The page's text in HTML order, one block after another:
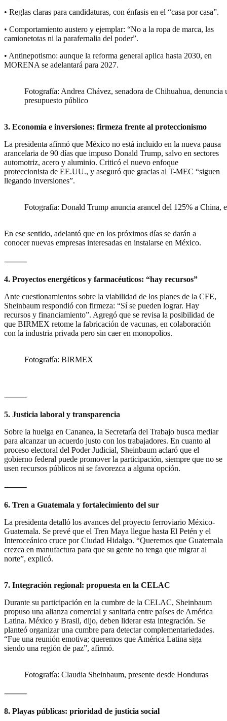
• Reglas claras para candidaturas, con énfasis en el “casa por casa”.
• Comportamiento austero y ejemplar: “No a la ropa de marca, las
camionetotas ni la parafernalia del poder”.
• Antinepotismo: aunque la reforma general aplica hasta 2030, en
MORENA se adelantará para 2027.
Fotografía: Andrea Chávez, senadora de Chihuahua, denuncia
presupuesto público
3. Economía e inversiones: firmeza frente al proteccionismo
La presidenta afirmó que México no está incluido en la nueva pausa
arancelaria de 90 días que impuso Donald Trump, salvo en sectores
automotriz, acero y aluminio. Criticó el nuevo enfoque
proteccionista de EE.UU., y aseguró que gracias al T-MEC “siguen
llegando inversiones”.
Fotografía: Donald Trump anuncia arancel del 125% a China,
En ese sentido, adelantó que en los próximos días se darán a
conocer nuevas empresas interesadas en instalarse en México.
⸻
4. Proyectos energéticos y farmacéuticos: “hay recursos”
Ante cuestionamientos sobre la viabilidad de los planes de la CFE,
Sheinbaum respondió con firmeza: “Sí se pueden lograr. Hay
recursos y financiamiento”. Agregó que se revisa la posibilidad de
que BIRMEX retome la fabricación de vacunas, en colaboración
con la industria privada pero sin caer en monopolios.
Fotografía: BIRMEX
⸻
5. Justicia laboral y transparencia
Sobre la huelga en Cananea, la Secretaría del Trabajo busca mediar
para alcanzar un acuerdo justo con los trabajadores. En cuanto al
proceso electoral del Poder Judicial, Sheinbaum aclaró que el
gobierno federal puede promover la participación, siempre que no se
usen recursos públicos ni se favorezca a alguna opción.
⸻
6. Tren a Guatemala y fortalecimiento del sur
La presidenta detalló los avances del proyecto ferroviario México-
Guatemala. Se prevé que el Tren Maya llegue hasta El Petén y el
Interoceánico cruce por Ciudad Hidalgo. “Queremos que Guatemala
crezca en manufactura para que su gente no tenga que migrar al
norte”, explicó.
7. Integración regional: propuesta en la CELAC
Durante su participación en la cumbre de la CELAC, Sheinbaum
propuso una alianza comercial y sanitaria entre países de América
Latina. México y Brasil, dijo, deben liderar esta integración. Se
planteó organizar una cumbre para detectar complementariedades.
“Fue una reunión emotiva; queremos que América Latina siga
siendo una región de paz”, afirmó.
Fotografía: Claudia Sheinbaum, presente desde Honduras
⸻
8. Playas públicas: prioridad de justicia social